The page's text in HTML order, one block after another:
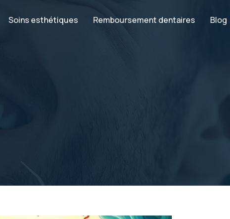
Soins esthétiques Remboursement dentaires Blog